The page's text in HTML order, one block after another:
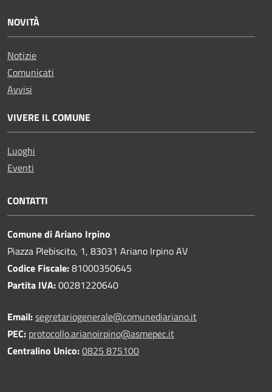
NOVITÀ
Notizie
Comunicati
Avvisi
VIVERE IL COMUNE
Luoghi
Eventi
CONTATTI
Comune di Ariano Irpino
Piazza Plebiscito, 1, 83031 Ariano Irpino AV
Codice Fiscale:81000350645
Partita IVA:00281220640
Email:segretariogenerale@comunediariano.it
PEC: protocollo.arianoirpino@asmepec.it
Centralino Unico:0825 875100